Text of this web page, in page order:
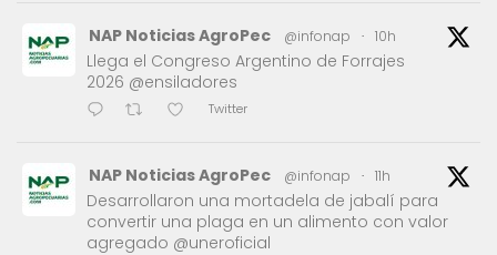
NAP Noticias AgroPec @infonap · 10h
Llega el Congreso Argentino de Forrajes
2026 @ensiladores
Twitter
NAP Noticias AgroPec @infonap · 11h
Desarrollaron una mortadela de jabalí para
convertir una plaga en un alimento con valor
agregado @uneroficial